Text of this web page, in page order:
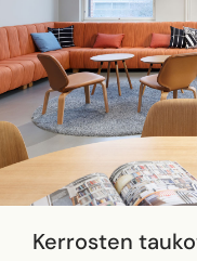
Kerrosten